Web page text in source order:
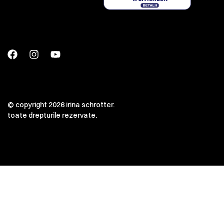
© copyright 2026 irina schrotter.
toate drepturile rezervate.